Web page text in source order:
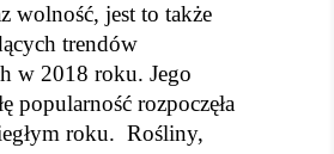
wolność, jest to także
trendów
w 2018 roku. Jego
popularność rozpoczęła
roku. Rośliny,